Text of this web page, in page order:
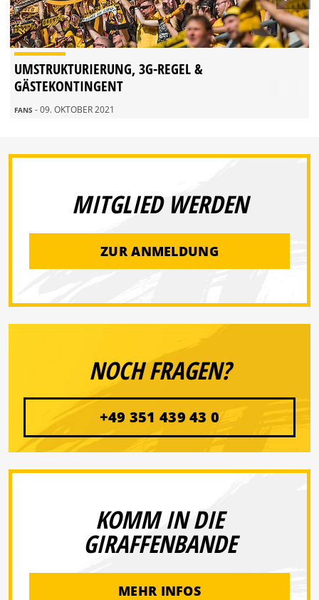
UMSTRUKTURIERUNG, 3G-REGEL &
GÄSTEKONTINGENT
FANS - 09. OKTOBER 2021
MITGLIED WERDEN
ZUR ANMELDUNG
NOCH FRAGEN?
+49 351 439 43 0
KOMM IN DIE
GIRAFFENBANDE
MEHR INFOS